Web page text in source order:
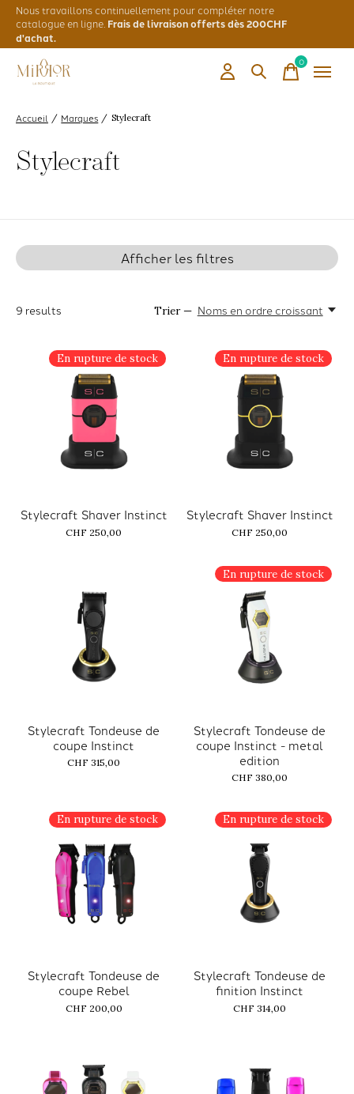
Nous travaillons continuellement pour compléter notre
catalogue en ligne. Frais de livraison offerts dès 200CHF
d'achat.
0items
Accueil / Marques / Stylecraft
Stylecraft
Afficher les filtres
9 results Trier — Noms en ordre croissant
En rupture de stock
Stylecraft Shaver Instinct
CHF 250,00
En rupture de stock
Stylecraft Shaver Instinct
CHF 250,00
Stylecraft Tondeuse de
coupe Instinct
CHF 315,00
En rupture de stock
Stylecraft Tondeuse de
coupe Instinct - metal
edition
CHF 380,00
En rupture de stock
Stylecraft Tondeuse de
coupe Rebel
CHF 200,00
En rupture de stock
Stylecraft Tondeuse de
finition Instinct
CHF 314,00